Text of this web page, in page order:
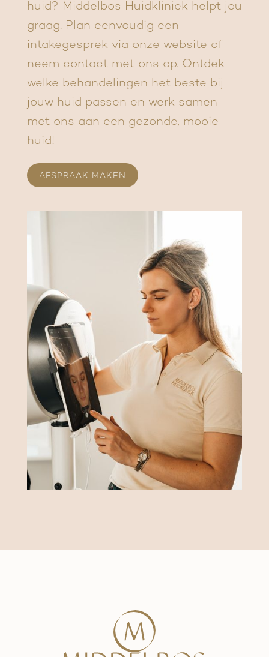
huid? Middelbos Huidkliniek helpt jou
graag. Plan eenvoudig een
intakegesprek via onze website of
neem contact met ons op. Ontdek
welke behandelingen het beste bij
jouw huid passen en werk samen
met ons aan een gezonde, mooie
huid!
AFSPRAAK MAKEN